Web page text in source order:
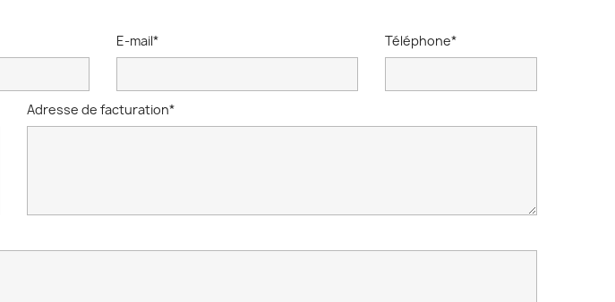
E-mail* Téléphone*
Adresse de facturation*